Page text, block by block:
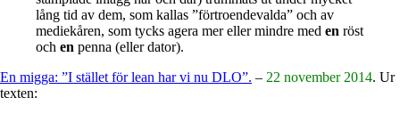
lång tid av dem, som kallas ”förtroendevalda” och av
mediekåren, som tycks agera mer eller mindre med en röst
och en penna (eller dator).
En migga: ”I stället för lean har vi nu DLO”. – 22 november 2014. Ur
texten: